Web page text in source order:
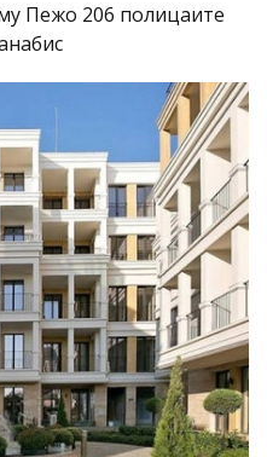
Пежо 206 полицаите